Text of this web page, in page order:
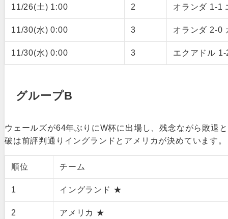
11/26(土) 1:00 2 オランダ 1-1
11/30(水) 0:00 3 オランダ 2-0
11/30(水) 0:00 3 エクアドル
グループB
ウェールズが64年ぶりにW杯に出場し、残念ながら敗退
破は前評判通りイングランドとアメリカが決めています。
順位 チーム
1 イングランド ★
2 アメリカ ★